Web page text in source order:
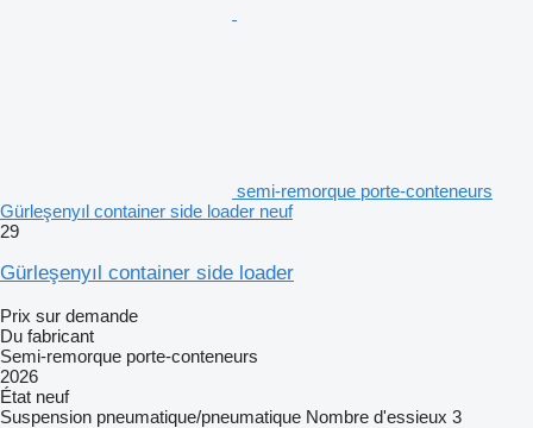
semi-remorque porte-conteneurs
Gürleşenyıl container side loader neuf
29
Gürleşenyıl container side loader
Prix sur demande
Du fabricant
Semi-remorque porte-conteneurs
2026
État neuf
Suspension pneumatique/pneumatique Nombre d'essieux 3